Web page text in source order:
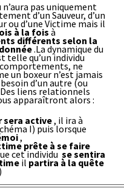
n’aura pas uniquement
d’un Sauveur, d’un
ou d’une Victime mais il
à la fois à
différents selon la
.La dynamique du
telle qu’un individu
ne
un boxeur n’est jamais
d’un autre (ou
liens relationnels
apparaîtront alors :
sera active, il ira à
I) puis lorsque
,
prête à se faire
cet individuse sentira
il partira à la quête